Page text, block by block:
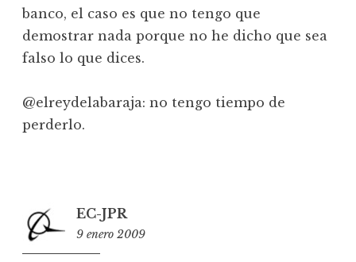
banco, el caso es que no tengo que
demostrar nada porque no he dicho que sea
falso lo que dices.
@elreydelabaraja: no tengo tiempo de
perderlo.
EC-JPR
9 enero 2009